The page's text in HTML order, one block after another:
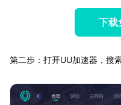
下载
第二步：打开UU加速器，搜